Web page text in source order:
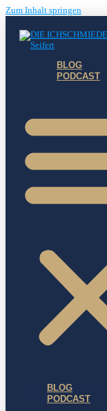
Zum Inhalt springen
BLOG
PODCAST
BLOG
PODCAST